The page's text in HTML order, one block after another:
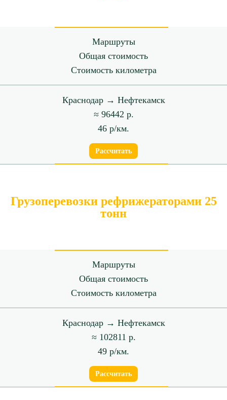
Маршруты
Общая стоимость
Стоимость километра
Краснодар → Нефтекамск
≈ 96442 р.
46 р/км.
Рассчитать
Грузоперевозки рефрижераторами 25
тонн
Маршруты
Общая стоимость
Стоимость километра
Краснодар → Нефтекамск
≈ 102811 р.
49 р/км.
Рассчитать